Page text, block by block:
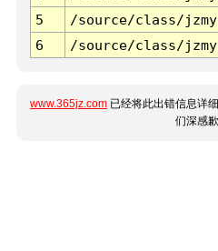
5
/source/class/
6
/source/class/
www.365jz.com 已经将此出错信息详
们深感